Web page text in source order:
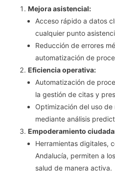
Mejora asistencial:
Acceso rápido a datos
cualquier punto
Reducción de errores
automatización de
Eficiencia operativa:
Automatización de
la gestión de citas y
Optimización del uso de
mediante análisis
Empoderamiento
Herramientas digitales,
Andalucía, permiten a
salud de manera activa.